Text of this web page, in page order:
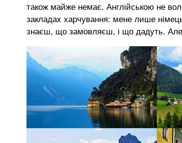
також майже немає. Англійською не
закладах харчування: мене лише
знаєш, що замовляєш, і що дадуть.